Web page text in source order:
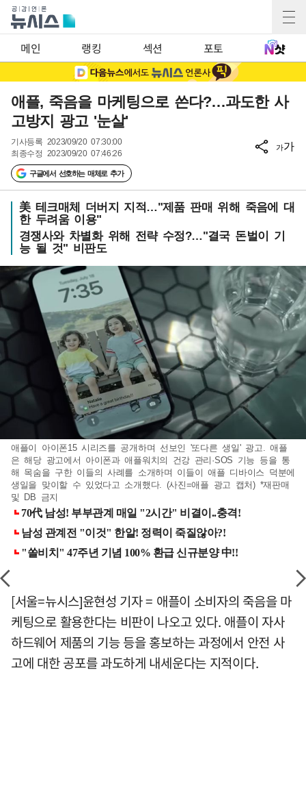
메인 랭킹 섹션 포토
애플, 죽음을 마케팅으로 쓴다?…과도한 사
고방지 광고 '눈살'
기사등록 2023/09/20 07:30:00
최종수정 2023/09/20 07:46:26
구글에서 선호하는 매체로 추가
가가
美 테크매체 더버지 지적…"제품 판매 위해 죽음에 대
한 두려움 이용"
경쟁사와 차별화 위해 전략 수정?…"결국 돈벌이 기
능 될 것" 비판도
애플이 아이폰15 시리즈를 공개하며 선보인 '또다른 생일' 광고. 애플
은 해당 광고에서 아이폰과 애플워치의 건강 관리·SOS 기능 등을 통
해 목숨을 구한 이들의 사례를 소개하며 이들이 애플 디바이스 덕분에
생일을 맞이할 수 있었다고 소개했다. (사진=애플 광고 캡처) *재판매
및 DB 금지
[서울=뉴시스]윤현성 기자 = 애플이 소비자의 죽음을 마
케팅으로 활용한다는 비판이 나오고 있다. 애플이 자사
하드웨어 제품의 기능 등을 홍보하는 과정에서 안전 사
고에 대한 공포를 과도하게 내세운다는 지적이다.